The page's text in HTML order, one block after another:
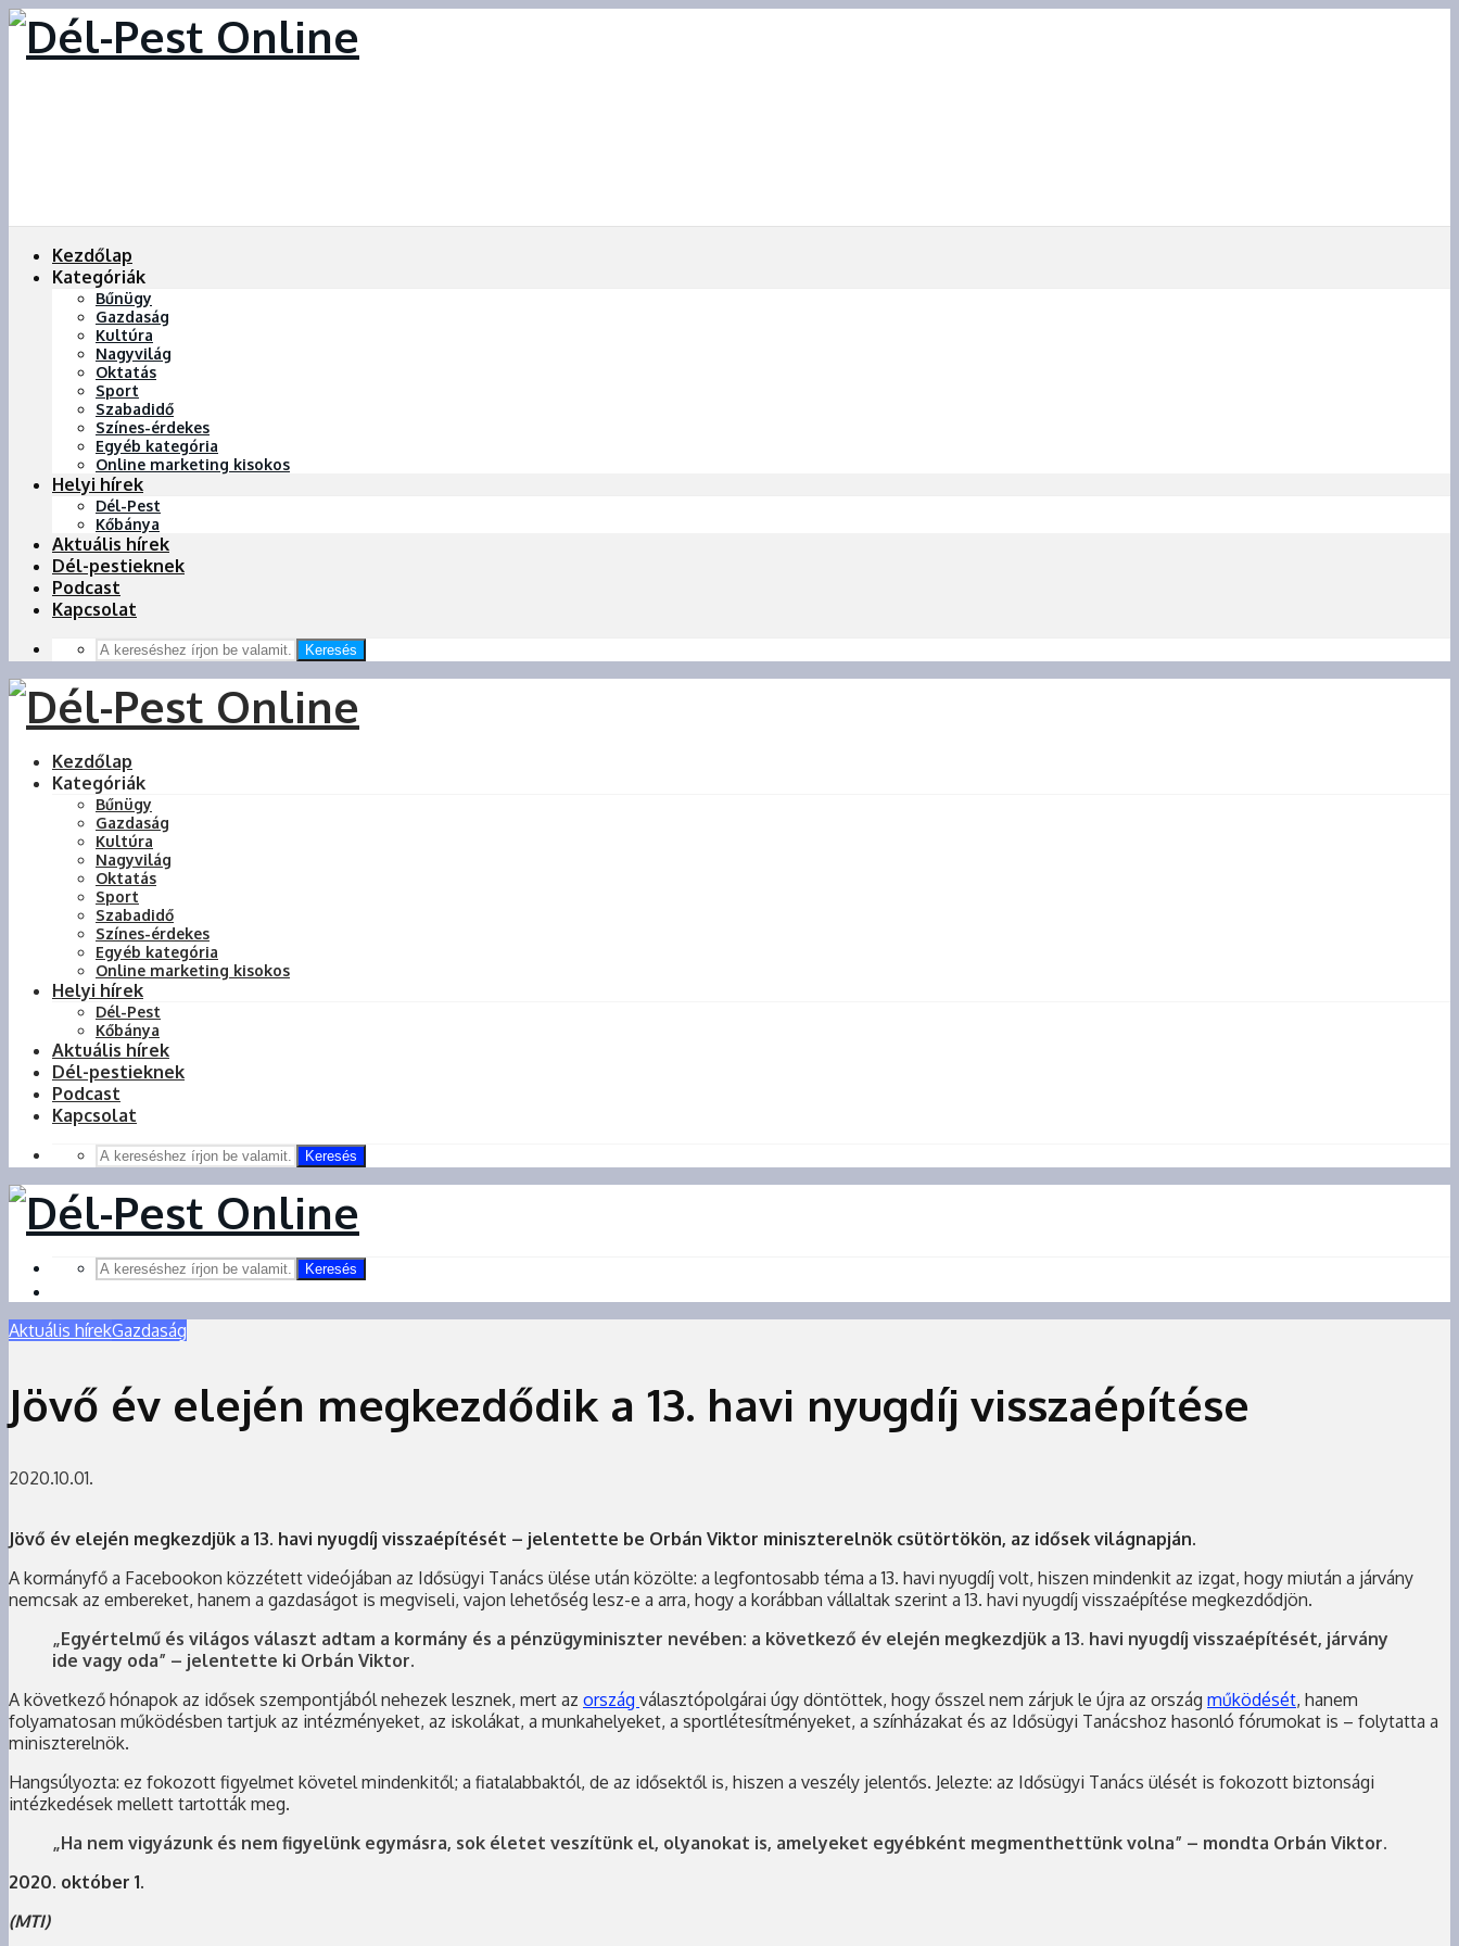
Kezdőlap
Kategóriák
Bűnügy
Gazdaság
Kultúra
Nagyvilág
Oktatás
Sport
Szabadidő
Színes-érdekes
Egyéb kategória
Online marketing kisokos
Helyi hírek
Dél-Pest
Kőbánya
Aktuális hírek
Dél-pestieknek
Podcast
Kapcsolat
Keresés
Kezdőlap
Kategóriák
Bűnügy
Gazdaság
Kultúra
Nagyvilág
Oktatás
Sport
Szabadidő
Színes-érdekes
Egyéb kategória
Online marketing kisokos
Helyi hírek
Dél-Pest
Kőbánya
Aktuális hírek
Dél-pestieknek
Podcast
Kapcsolat
Keresés
Keresés
Aktuális hírekGazdaság
Jövő év elején megkezdődik a 13. havi nyugdíj visszaépítése
2020.10.01.
Jövő év elején megkezdjük a 13. havi nyugdíj visszaépítését – jelentette be Orbán Viktor miniszterelnök csütörtökön, az idősek világnapján.
A kormányfő a Facebookon közzétett videójában az Idősügyi Tanács ülése után közölte: a legfontosabb téma a 13. havi nyugdíj volt, hiszen mindenkit az izgat, hogy miután a járvány
nemcsak az embereket, hanem a gazdaságot is megviseli, vajon lehetőség lesz-e a arra, hogy a korábban vállaltak szerint a 13. havi nyugdíj visszaépítése megkezdődjön.
„Egyértelmű és világos választ adtam a kormány és a pénzügyminiszter nevében: a következő év elején megkezdjük a 13. havi nyugdíj visszaépítését, járvány
ide vagy oda” – jelentette ki Orbán Viktor.
A következő hónapok az idősek szempontjából nehezek lesznek, mert az ország választópolgárai úgy döntöttek, hogy ősszel nem zárjuk le újra az ország működését, hanem
folyamatosan működésben tartjuk az intézményeket, az iskolákat, a munkahelyeket, a sportlétesítményeket, a színházakat és az Idősügyi Tanácshoz hasonló fórumokat is – folytatta a
miniszterelnök.
Hangsúlyozta: ez fokozott figyelmet követel mindenkitől; a fiatalabbaktól, de az idősektől is, hiszen a veszély jelentős. Jelezte: az Idősügyi Tanács ülését is fokozott biztonsági
intézkedések mellett tartották meg.
„Ha nem vigyázunk és nem figyelünk egymásra, sok életet veszítünk el, olyanokat is, amelyeket egyébként megmenthettünk volna” – mondta Orbán Viktor.
2020. október 1.
(MTI)